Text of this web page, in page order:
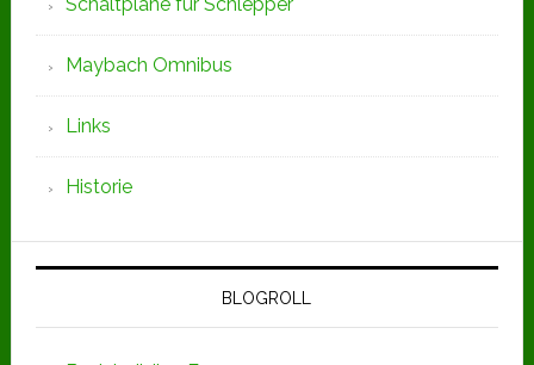
Maybach Omnibus
Links
Historie
BLOGROLL